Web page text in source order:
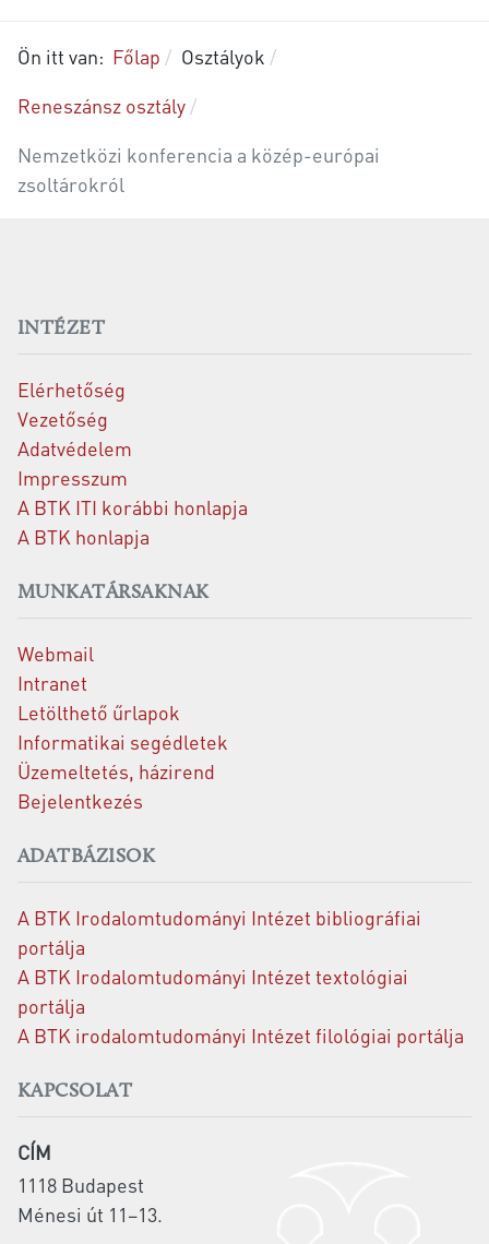
Ön itt van: Főlap
Osztályok
Reneszánsz osztály
Nemzetközi konferencia a közép-európai
zsoltárokról
INTÉZET
Elérhetőség
Vezetőség
Adatvédelem
Impresszum
A BTK ITI korábbi honlapja
A BTK honlapja
MUNKATÁRSAKNAK
Webmail
Intranet
Letölthető űrlapok
Informatikai segédletek
Üzemeltetés, házirend
Bejelentkezés
ADATBÁZISOK
A BTK Irodalomtudományi Intézet bibliográfiai
portálja
A BTK Irodalomtudományi Intézet textológiai
portálja
A BTK irodalomtudományi Intézet filológiai portálja
KAPCSOLAT
CÍM
1118 Budapest
Ménesi út 11–13.